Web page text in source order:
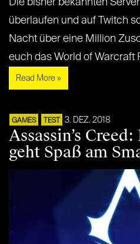
Die bisher bekannten
überlaufen und auf Twitch
Nacht über eine Million
euch das World of Warcraft
Read More »
GAMES TEST 3. DEZ. 2018
Assassin’s
geht Spaß am